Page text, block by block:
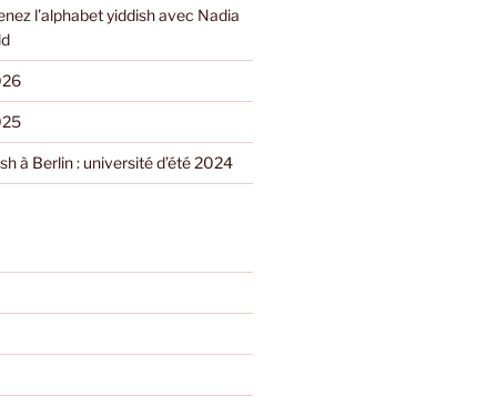
l’alphabet yiddish avec Nadia
à Berlin : université d’été 2024